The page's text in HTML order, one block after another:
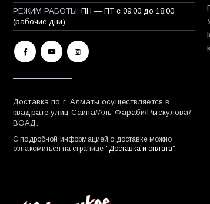
РЕЖИМ РАБОТЫ: ПН — ПТ с 09:00 до 18:00
(рабочие дни)
Доставка по г. Алматы осуществляется в
квадрате улиц Саина/Аль-Фараби/Рыскулова/
ВОАД.
С подробной информацией о доставке можно
ознакомиться на странице "Доставка и оплата".